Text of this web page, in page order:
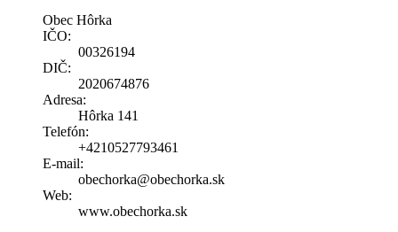
Obec Hôrka
IČO:
00326194
DIČ:
2020674876
Adresa:
Hôrka 141
Telefón:
+4210527793461
E-mail:
obechorka@obechorka.sk
Web:
www.obechorka.sk